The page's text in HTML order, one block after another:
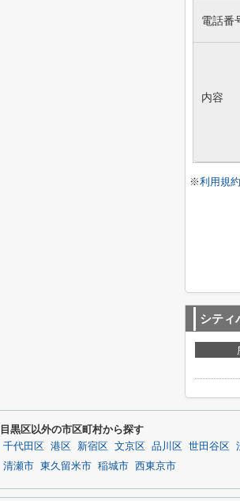
電話番
内容
※利用規約
シティ
目黒区以外の市区町村から探す
千代田区 港区 新宿区 文京区 品川区 世田谷区
清瀬市 東久留米市 稲城市 西東京市